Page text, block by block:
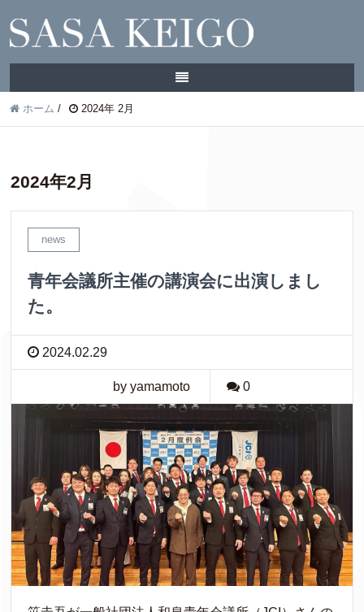
ホーム / 2024年 2月
2024年2月
news
青年会議所主催の講演会に出演しまし
た。
2024.02.29
by yamamoto 0